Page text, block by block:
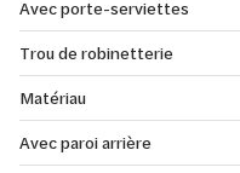
Avec porte-serviettes
Trou de robinetterie
Matériau
Avec paroi arrière